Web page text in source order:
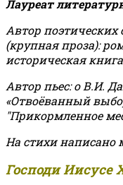
Лауреат
Автор поэтических
(крупная проза):
историческая
Автор пьес: о В.И.
«Отвоёванный
"Прикормленное
На стихи написано
Господи